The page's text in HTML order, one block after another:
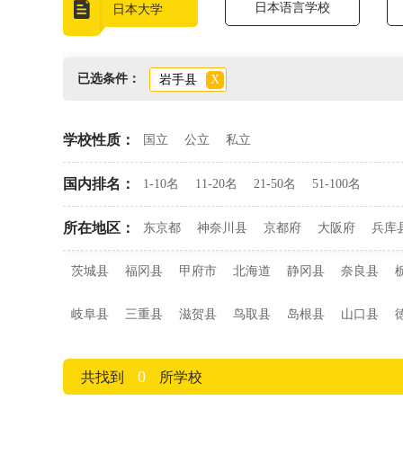
日本大学 日本语言学校
已选条件： 岩手县 X
学校性质： 国立 公立 私立
国内排名： 1-10名 11-20名 21-50名 51-100名
所在地区： 东京都 神奈川县 京都府 大阪府 兵库
茨城县 福冈县 甲府市 北海道 静冈县 奈良县
岐阜县 三重县 滋贺县 鸟取县 岛根县 山口县
共找到 0 所学校